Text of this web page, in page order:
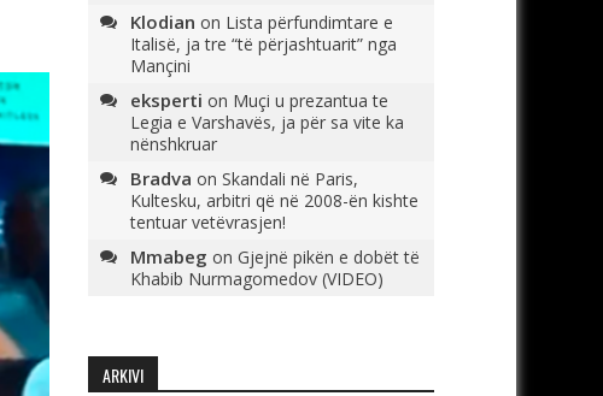
Klodian on Lista përfundimtare e
Italisë, ja tre “të përjashtuarit” nga
Mançini
eksperti on Muçi u prezantua te
Legia e Varshavës, ja për sa vite ka
nënshkruar
Bradva on Skandali në Paris,
Kultesku, arbitri që në 2008-ën kishte
tentuar vetëvrasjen!
Mmabeg on Gjejnë pikën e dobët të
Khabib Nurmagomedov (VIDEO)
ARKIVI